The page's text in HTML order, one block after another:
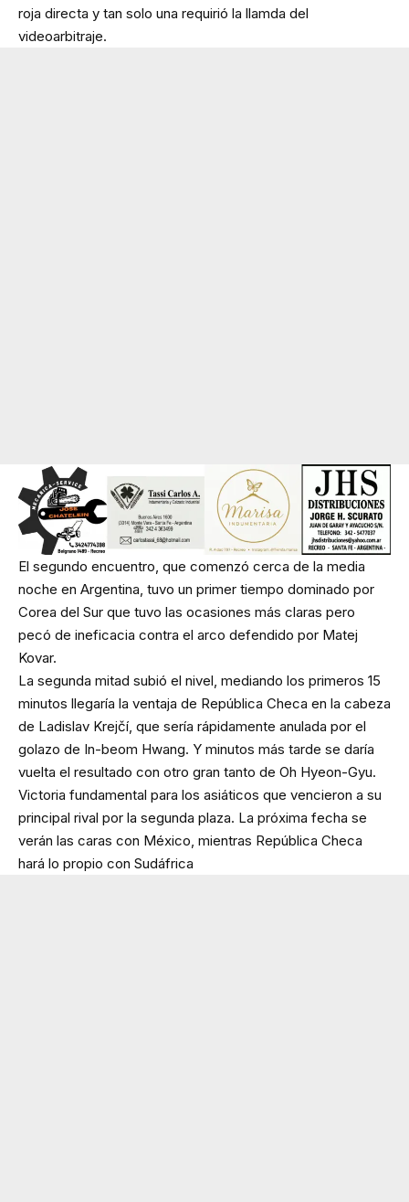
roja directa y tan solo una requirió la llamda del
videoarbitraje.
El segundo encuentro, que comenzó cerca de la media
noche en Argentina, tuvo un primer tiempo dominado por
Corea del Sur que tuvo las ocasiones más claras pero
pecó de ineficacia contra el arco defendido por Matej
Kovar.
La segunda mitad subió el nivel, mediando los primeros 15
minutos llegaría la ventaja de República Checa en la cabeza
de Ladislav Krejčí, que sería rápidamente anulada por el
golazo de In-beom Hwang. Y minutos más tarde se daría
vuelta el resultado con otro gran tanto de Oh Hyeon-Gyu.
Victoria fundamental para los asiáticos que vencieron a su
principal rival por la segunda plaza. La próxima fecha se
verán las caras con México, mientras República Checa
hará lo propio con Sudáfrica